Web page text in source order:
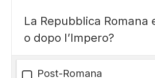
La Repubblica Romana
o dopo l’Impero?
Post-Romana